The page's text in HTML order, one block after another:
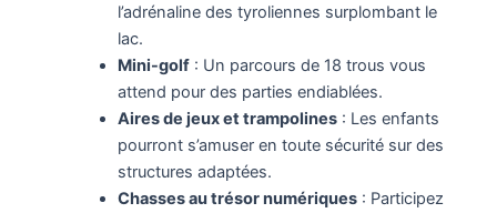
l’adrénaline des tyroliennes surplombant le
lac.​
Mini-golf: Un parcours de 18 trous vous
attend pour des parties endiablées.​
Aires de jeux et trampolines: Les enfants
pourront s’amuser en toute sécurité sur des
structures adaptées.​
Chasses au trésor numériques: Participez